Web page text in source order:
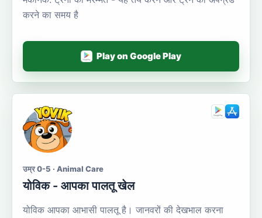
करने का समय है
Play on Google Play
उम्र 0-5 · Animal Care
योविक - आपका पालतू खेल
योविक आपका आभासी पालतू है। जानवरों की देखभाल करना